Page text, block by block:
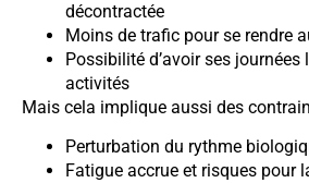
décontractée
Moins de trafic pour se rendre
Possibilité d’avoir ses journées
activités
Mais cela implique aussi des
Perturbation du rythme
Fatigue accrue et risques pour